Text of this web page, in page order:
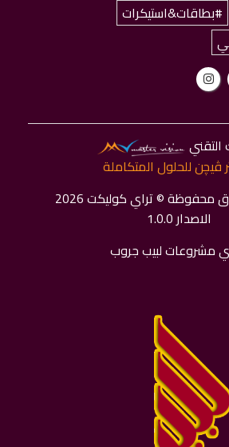
#بطاقات&استيكرات
التقني
ﭬﻴﭽﻦ للحلول المتكاملة
محفوظة © تراي كوليكت 2026
الاصدار 1.0.0
مشروعات لبيب جروب